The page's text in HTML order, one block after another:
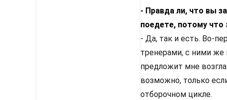
- Правда ли, что вы
поедете, потому что
- Да, так и есть. Во-
тренерами, с ними
предложит мне
возможно, только
отборочном цикле.